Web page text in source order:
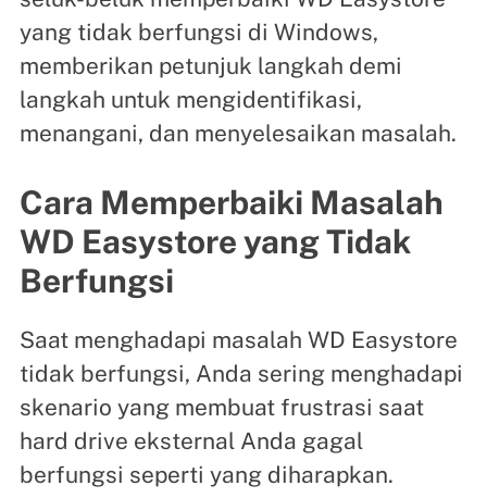
yang tidak berfungsi di Windows,
memberikan petunjuk langkah demi
langkah untuk mengidentifikasi,
menangani, dan menyelesaikan masalah.
Cara Memperbaiki Masalah
WD Easystore yang Tidak
Berfungsi
Saat menghadapi masalah WD Easystore
tidak berfungsi, Anda sering menghadapi
skenario yang membuat frustrasi saat
hard drive eksternal Anda gagal
berfungsi seperti yang diharapkan.